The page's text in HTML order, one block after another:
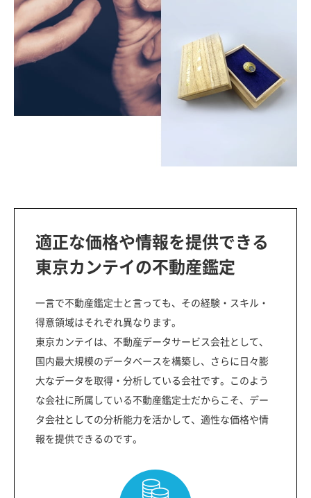
適正な価格や情報を提供できる
東京カンテイの不動産鑑定
一言で不動産鑑定士と言っても、その経験・スキル・
得意領域はそれぞれ異なります。
東京カンテイは、不動産データサービス会社として、
国内最大規模のデータベースを構築し、さらに日々膨
大なデータを取得・分析している会社です。このよう
な会社に所属している不動産鑑定士だからこそ、デー
タ会社としての分析能力を活かして、適性な価格や情
報を提供できるのです。